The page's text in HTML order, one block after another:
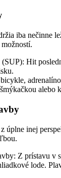
iba nečinne
(SUP): Hit
alebo
úplne inej
Z prístavu v
lode.